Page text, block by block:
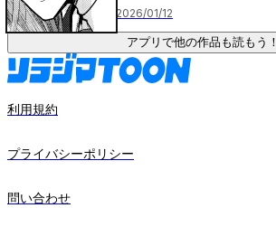
2026/01/12
アプリで他の作品も読もう！
利用規約
プライバシーポリシー
問い合わせ